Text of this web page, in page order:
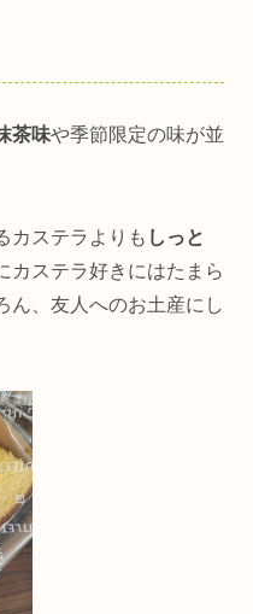
茶味や季節限定の味が並
カステラよりも しっと
カステラ好きにはたまら
ん、友人へのお土産にし